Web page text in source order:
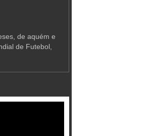
de aquém e
de Futebol,